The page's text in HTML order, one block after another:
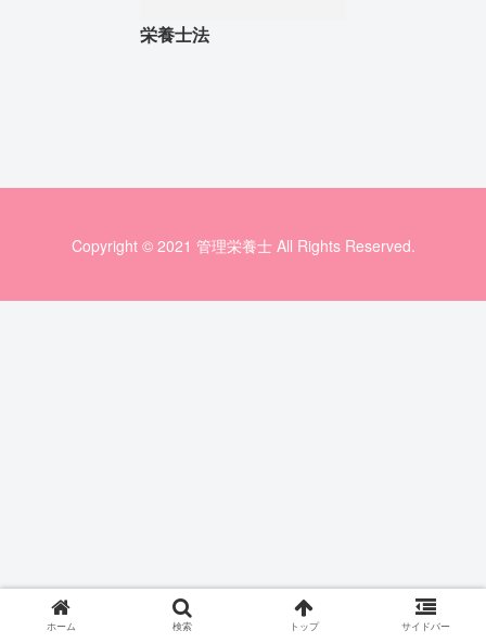
栄養士法
Copyright © 2021 管理栄養士 All Rights Reserved.
ホーム 検索 トップ サイドバー